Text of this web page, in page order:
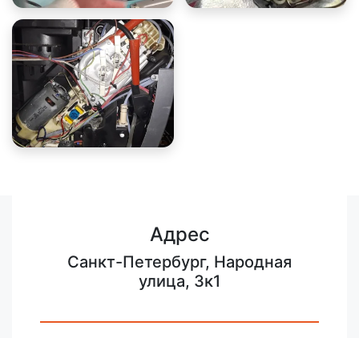
Адрес
Санкт-Петербург, Народная
улица, 3к1